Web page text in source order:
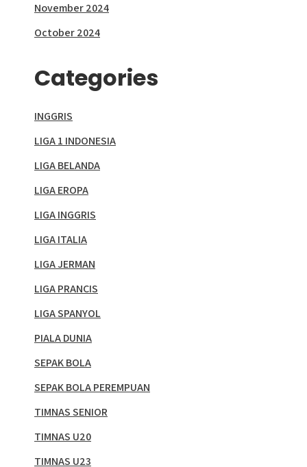
November 2024
October 2024
Categories
INGGRIS
LIGA 1 INDONESIA
LIGA BELANDA
LIGA EROPA
LIGA INGGRIS
LIGA ITALIA
LIGA JERMAN
LIGA PRANCIS
LIGA SPANYOL
PIALA DUNIA
SEPAK BOLA
SEPAK BOLA PEREMPUAN
TIMNAS SENIOR
TIMNAS U20
TIMNAS U23